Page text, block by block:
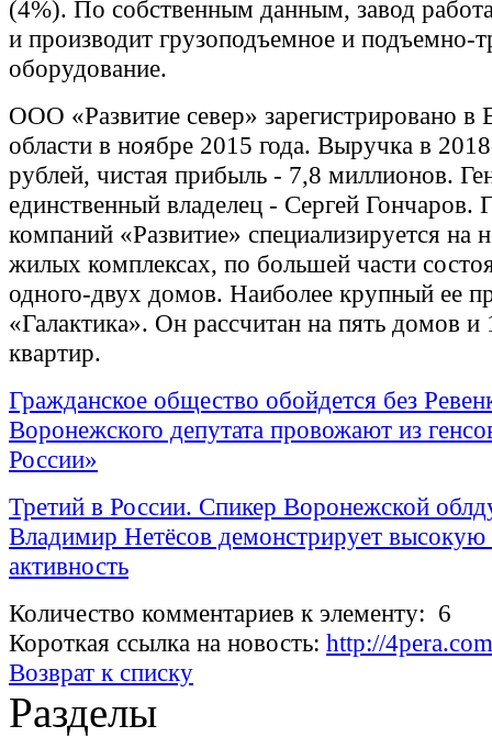
(4%). По собственным данным, завод
и производит грузоподъемное и подъемно-
оборудование.
ООО «Развитие север» зарегистрировано в
области в ноябре 2015 года. Выручка в
рублей, чистая прибыль - 7,8 миллионов.
единственный владелец - Сергей Гончаров.
компаний «Развитие» специализируется на
жилых комплексах, по большей части
одного-двух домов. Наиболее крупный ее
«Галактика». Он рассчитан на пять домов и
квартир.
Гражданское общество обойдется без
Воронежского депутата провожают из
России»
Третий в России. Спикер Воронежской
Владимир Нетёсов демонстрирует
активность
Количество комментариев к элементу: 6
Короткая ссылка на новость: http://
Возврат к списку
Разделы